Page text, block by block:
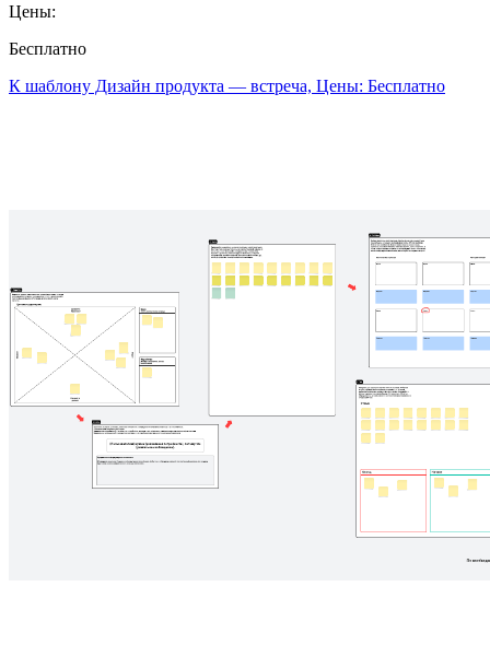
Цены:
Бесплатно
К шаблону Дизайн продукта — встреча, Цены: Бесплатно